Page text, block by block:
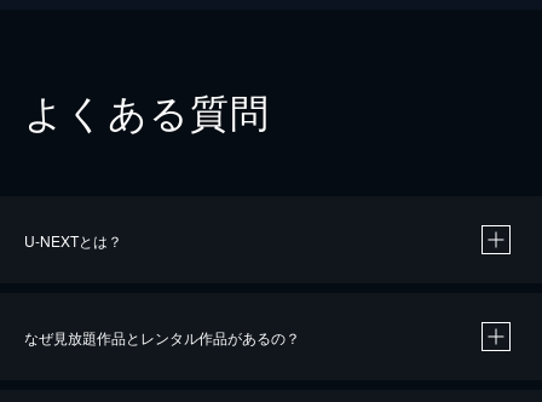
よくある質問
U-NEXTとは？
なぜ見放題作品とレンタル作品があるの？